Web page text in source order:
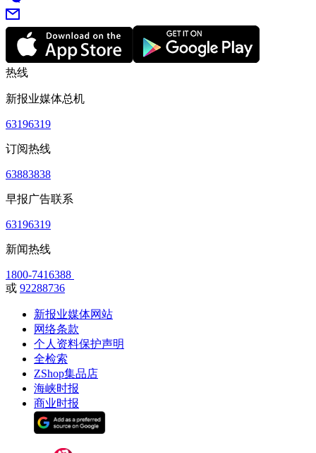
热线
新报业媒体总机
63196319
订阅热线
63883838
早报广告联系
63196319
新闻热线
1800-7416388
或 92288736
新报业媒体网站
网络条款
个人资料保护声明
全检索
ZShop集品店
海峡时报
商业时报